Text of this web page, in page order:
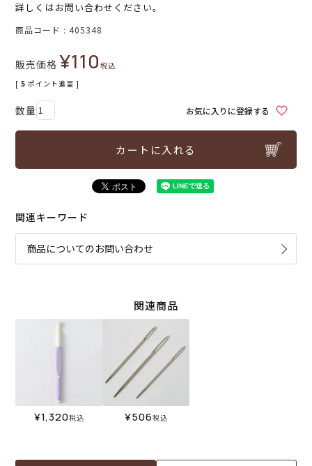
詳しくはお問い合わせください。
商品コード 405348
販売価格 ¥110税込
[ 5 ポイント進呈 ]
お気に入りに登録する
カートに入れる
関連キーワード
商品についてのお問い合わせ
関連商品
¥1,320税込 ¥506税込